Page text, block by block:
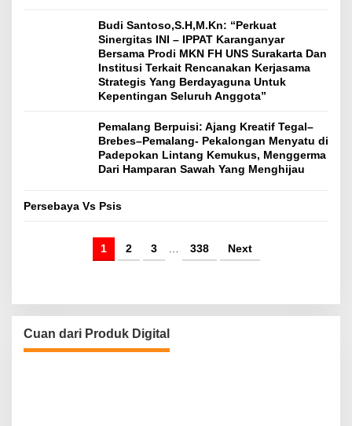
Budi Santoso,S.H,M.Kn: “Perkuat
Sinergitas INI – IPPAT Karanganyar
Bersama Prodi MKN FH UNS Surakarta Dan
Institusi Terkait Rencanakan Kerjasama
Strategis Yang Berdayaguna Untuk
Kepentingan Seluruh Anggota”
Pemalang Berpuisi: Ajang Kreatif Tegal–
Brebes–Pemalang- Pekalongan Menyatu di
Padepokan Lintang Kemukus, Menggerma
Dari Hamparan Sawah Yang Menghijau
Persebaya Vs Psis
1 2 3 … 338 Next
Cuan dari Produk Digital